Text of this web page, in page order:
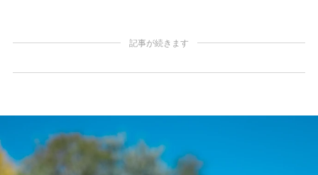
記事が続きます